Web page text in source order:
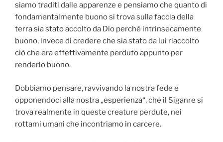
siamo traditi dalle apparenze e pensiamo che quanto di
fondamentalmente buono si trova sulla faccia della
terra sia stato accolto da Dio perchè intrinsecamente
buono, invece di credere che sia stato da lui riaccolto
ciò che era effettivamente perduto appunto per
renderlo buono.
Dobbiamo pensare, ravvivando la nostra fede e
opponendoci alla nostra „esperienza“‚ che il Siganre si
trova realmente in queste creature perdute, nei
rottami umani che incontriamo in carcere.